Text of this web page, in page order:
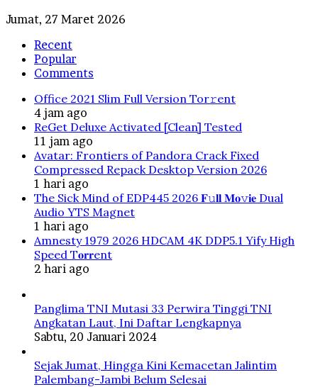
Jumat, 27 Maret 2026
Recent
Popular
Comments
Office 2021 Slim Full Version Tor𝚛ent
4 jam ago
ReGet Deluxe Activated [Clean] Tested
11 jam ago
Avatar: Frontiers of Pandora Crack Fixed
Compressed Repack Desktop Version 2026
1 hari ago
The Sick Mind of EDP445 2026 𝐅𝚞𝐥𝐥 𝐌𝐨𝚟𝐢𝐞 Dual
Audio YTS Magnet
1 hari ago
Amnesty 1979 2026 HDCAM 4K DDP5.1 Yify High
Speed T𝐨𝐫𝐫ent
2 hari ago
Panglima TNI Mutasi 33 Perwira Tinggi TNI
Angkatan Laut, Ini Daftar Lengkapnya
Sabtu, 20 Januari 2024
Sejak Jumat, Hingga Kini Kemacetan Jalintim
Palembang-Jambi Belum Selesai